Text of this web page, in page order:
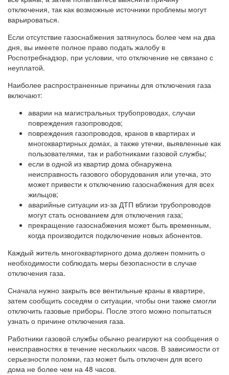
отключения, так как возможные источники проблемы могут
варьироваться.
Если отсутствие газоснабжения затянулось более чем на два
дня, вы имеете полное право подать жалобу в
Роспотребнадзор, при условии, что отключение не связано с
неуплатой.
Наиболее распространенные причины для отключения газа
включают:
аварии на магистральных трубопроводах, случаи
повреждения газопроводов;
повреждения газопроводов, кранов в квартирах и
многоквартирных домах, а также утечки, выявленные как
пользователями, так и работниками газовой службы;
если в одной из квартир дома обнаружена
неисправность газового оборудования или утечка, это
может привести к отключению газоснабжения для всех
жильцов;
аварийные ситуации из-за ДТП вблизи трубопроводов
могут стать основанием для отключения газа;
прекращение газоснабжения может быть временным,
когда производится подключение новых абонентов.
Каждый житель многоквартирного дома должен помнить о
необходимости соблюдать меры безопасности в случае
отключения газа.
Сначала нужно закрыть все вентильные краны в квартире,
затем сообщить соседям о ситуации, чтобы они также смогли
отключить газовые приборы. После этого можно попытаться
узнать о причине отключения газа.
Работники газовой службы обычно реагируют на сообщения о
неисправностях в течение нескольких часов. В зависимости от
серьезности поломки, газ может быть отключен для всего
дома не более чем на 48 часов.